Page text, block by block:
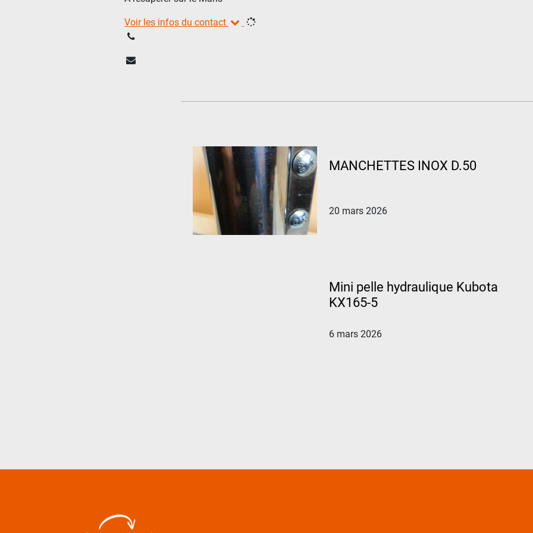
Voir les infos du contact
MANCHETTES INOX D.50
20 mars 2026
Mini pelle hydraulique Kubota
KX165-5
6 mars 2026